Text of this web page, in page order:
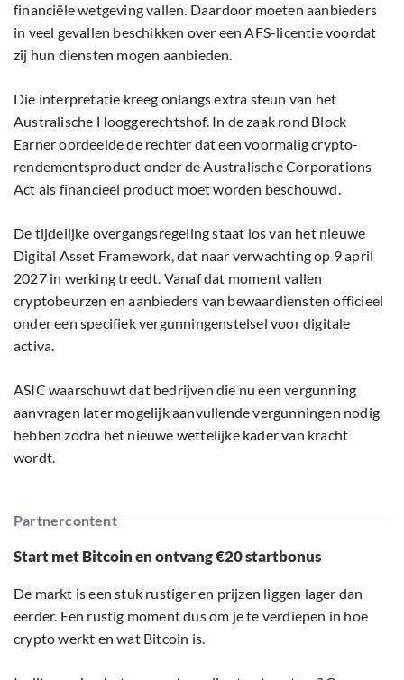
financiële wetgeving vallen. Daardoor moeten aanbieders
in veel gevallen beschikken over een AFS-licentie voordat
zij hun diensten mogen aanbieden.
Die interpretatie kreeg onlangs extra steun van het
Australische Hooggerechtshof. In de zaak rond Block
Earner oordeelde de rechter dat een voormalig crypto-
rendementsproduct onder de Australische Corporations
Act als financieel product moet worden beschouwd.
De tijdelijke overgangsregeling staat los van het nieuwe
Digital Asset Framework, dat naar verwachting op 9 april
2027 in werking treedt. Vanaf dat moment vallen
cryptobeurzen en aanbieders van bewaardiensten officieel
onder een specifiek vergunningenstelsel voor digitale
activa.
ASIC waarschuwt dat bedrijven die nu een vergunning
aanvragen later mogelijk aanvullende vergunningen nodig
hebben zodra het nieuwe wettelijke kader van kracht
wordt.
Partnercontent
Start met Bitcoin en ontvang €20 startbonus
De markt is een stuk rustiger en prijzen liggen lager dan
eerder. Een rustig moment dus om je te verdiepen in hoe
crypto werkt en wat Bitcoin is.